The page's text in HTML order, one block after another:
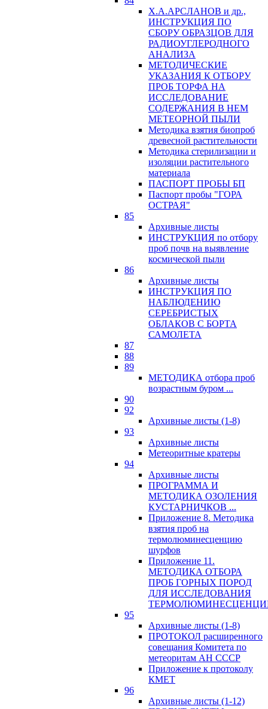
Х.А.АРСЛАНОВ и др.,
ИНСТРУКЦИЯ ПО
СБОРУ ОБРАЗЦОВ ДЛЯ
РАДИОУГЛЕРОДНОГО
АНАЛИЗА
МЕТОДИЧЕСКИЕ
УКАЗАНИЯ К ОТБОРУ
ПРОБ ТОРФА НА
ИССЛЕДОВАНИЕ
СОДЕРЖАНИЯ В НЕМ
МЕТЕОРНОЙ ПЫЛИ
Методика взятия биопроб
древесной растительности
Методика стерилизации и
изоляции растительного
материала
ПАСПОРТ ПРОБЫ БП
Паспорт пробы "ГОРА
ОСТРАЯ"
85
Архивные листы
ИНСТРУКЦИЯ по отбору
проб почв на выявление
космической пыли
86
Архивные листы
ИНСТРУКЦИЯ ПО
НАБЛЮДЕНИЮ
СЕРЕБРИСТЫХ
ОБЛАКОВ С БОРТА
САМОЛЕТА
87
88
89
МЕТОДИКА отбора проб
возрастным буром ...
90
92
Архивные листы (1-8)
93
Архивные листы
Метеоритные кратеры
94
Архивные листы
ПРОГРАММА И
МЕТОДИКА ОЗОЛЕНИЯ
КУСТАРНИЧКОВ ...
Приложение 8. Методика
взятия проб на
термолюминесценцию
шурфов
Приложение 11.
МЕТОДИКА ОТБОРА
ПРОБ ГОРНЫХ ПОРОД
ДЛЯ ИССЛЕДОВАНИЯ
95
Архивные листы (1-8)
ПРОТОКОЛ расширенного
совещания Комитета по
метеоритам АН СССР
Приложение к протоколу
КМЕТ
96
Архивные листы (1-12)